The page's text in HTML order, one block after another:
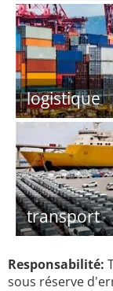
logistique
transport
Responsabilité:
sous réserve